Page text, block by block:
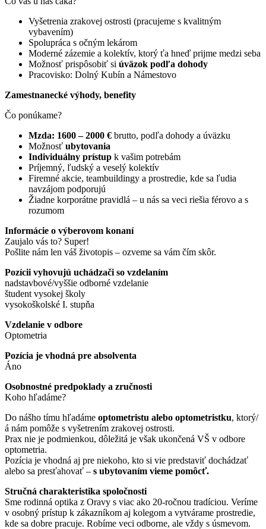
Vyšetrenia zrakovej ostrosti (pracujeme s kvalitným
vybavením)
Spolupráca s očným lekárom
Moderné zázemie a kolektív, ktorý ťa hneď prijme medzi seba
Možnosť prispôsobiť si úväzok podľa dohody
Pracovisko: Dolný Kubín a Námestovo
Zamestnanecké výhody, benefity
Čo ponúkame?
Mzda: 1600 – 2000 € brutto, podľa dohody a úväzku
Možnosť ubytovania
Individuálny prístup k vašim potrebám
Príjemný, ľudský a veselý kolektív
Firemné akcie, teambuildingy a prostredie, kde sa ľudia
navzájom podporujú
Žiadne korporátne pravidlá – u nás sa veci riešia férovo a s
rozumom
Informácie o výberovom konaní
Zaujalo vás to? Super!
Pošlite nám len váš životopis – ozveme sa vám čím skôr.
Pozícii vyhovujú uchádzači so vzdelaním
nadstavbové/vyššie odborné vzdelanie
študent vysokej školy
vysokoškolské I. stupňa
Vzdelanie v odbore
Optometria
Pozícia je vhodná pre absolventa
Áno
Osobnostné predpoklady a zručnosti
Koho hľadáme?
Do nášho tímu hľadáme optometristu alebo optometristku, ktorý/
á nám pomôže s vyšetrením zrakovej ostrosti.
Prax nie je podmienkou, dôležitá je však ukončená VŠ v odbore
optometria.
Pozícia je vhodná aj pre niekoho, kto si vie predstaviť dochádzať
alebo sa presťahovať – s ubytovaním vieme pomôcť.
Stručná charakteristika spoločnosti
Sme rodinná optika z Oravy s viac ako 20-ročnou tradíciou. Veríme
v osobný prístup k zákazníkom aj kolegom a vytvárame prostredie,
kde sa dobre pracuje. Robíme veci odborne, ale vždy s úsmevom.